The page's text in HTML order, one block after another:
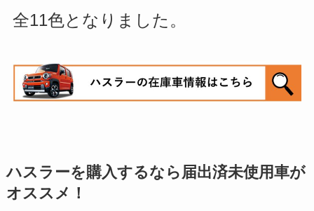
全11色となりました。
ハスラーを購入するなら届出済未使用車が
オススメ！